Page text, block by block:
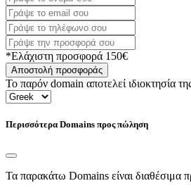
*Ελάχιστη προσφορά 150€
Αποστολή προσφοράς
Το παρόν domain αποτελεί ιδιοκτησία
Περισσότερα Domains προς πώληση
Τα παρακάτω Domains είναι διαθέσιμα